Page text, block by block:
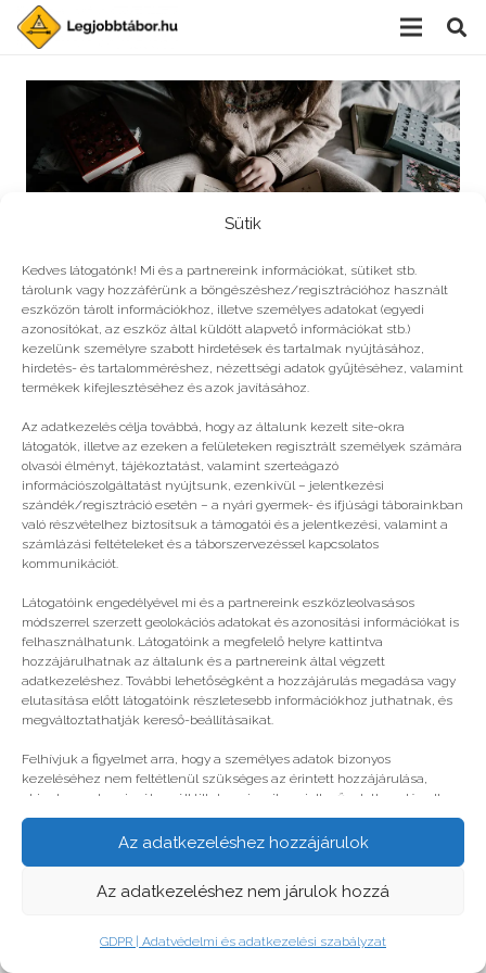
Sütik
Kedves látogatónk! Mi és a partnereink információkat, sütiket stb.
tárolunk vagy hozzáférünk a böngészéshez/regisztrációhoz használt
eszközön tárolt információkhoz, illetve személyes adatokat (egyedi
azonosítókat, az eszköz által küldött alapvető információkat stb.)
kezelünk személyre szabott hirdetések és tartalmak nyújtásához,
hirdetés- és tartalomméréshez, nézettségi adatok gyűjtéséhez, valamint
termékek kifejlesztéséhez és azok javításához.
Az adatkezelés célja továbbá, hogy az általunk kezelt site-okra
látogatók, illetve az ezeken a felületeken regisztrált személyek számára
olvasói élményt, tájékoztatást, valamint szerteágazó
információszolgáltatást nyújtsunk, ezenkívül – jelentkezési
szándék/regisztráció esetén – a nyári gyermek- és ifjúsági táborainkban
való részvételhez biztosítsuk a támogatói és a jelentkezési, valamint a
számlázási feltételeket és a táborszervezéssel kapcsolatos
kommunikációt.
Látogatóink engedélyével mi és a partnereink eszközleolvasásos
módszerrel szerzett geolokációs adatokat és azonosítási információkat is
felhasználhatunk. Látogatóink a megfelelő helyre kattintva
hozzájárulhatnak az általunk és a partnereink által végzett
adatkezeléshez. További lehetőségként a hozzájárulás megadása vagy
elutasítása előtt látogatóink részletesebb információkhoz juthatnak, és
megváltoztathatják kereső-beállításaikat.
Felhívjuk a figyelmet arra, hogy a személyes adatok bizonyos
kezeléséhez nem feltétlenül szükséges az érintett hozzájárulása,
akinek azonban jogában áll tiltakozni az ilyen jellegű adatkezelés ellen.
A beállítások csak erre a weboldalra érvényesek. Erre a webhelyre
visszatérve vagy az ADATKEZELÉSI TÁJÉKOZTATÓ, ADATVÉDELMI ÉS
Az adatkezeléshez hozzájárulok
Az adatkezeléshez nem járulok hozzá
GDPR | Adatvédelmi és adatkezelési szabályzat
Négy könyv, amit el kell olvasnod
© legjobbtabor.hu
GDPR | Adatvédelmi és adatkezelési szabályzat